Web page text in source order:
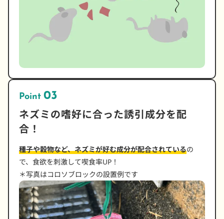
Point 03
ネズミの嗜好に合った誘引成分を配
合！
種子や穀物など、ネズミが好む成分が配合されているの
で、食欲を刺激して喫食率UP！
＊写真はコロソブロックの設置例です